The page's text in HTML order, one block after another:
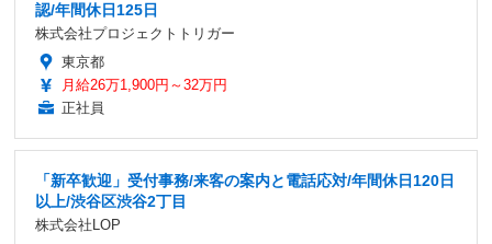
認/年間休日125日
株式会社プロジェクトトリガー
東京都
月給26万1,900円～32万円
正社員
「新卒歓迎」受付事務/来客の案内と電話応対/年間休日120日
以上/渋谷区渋谷2丁目
株式会社LOP